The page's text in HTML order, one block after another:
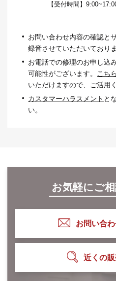
【受付時間】
お問い合わせ内容の確認と
録⾳させていただいておりま
お電話での修理のお申し込
可能性がございます。
こちら
いただけますので、ご活⽤
カスタマーハラスメント と
い。
お気軽にご
お問い合
近くの